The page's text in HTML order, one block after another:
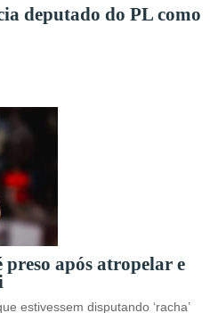
deputado do PL como
após atropelar e
estivessem disputando ‘racha’